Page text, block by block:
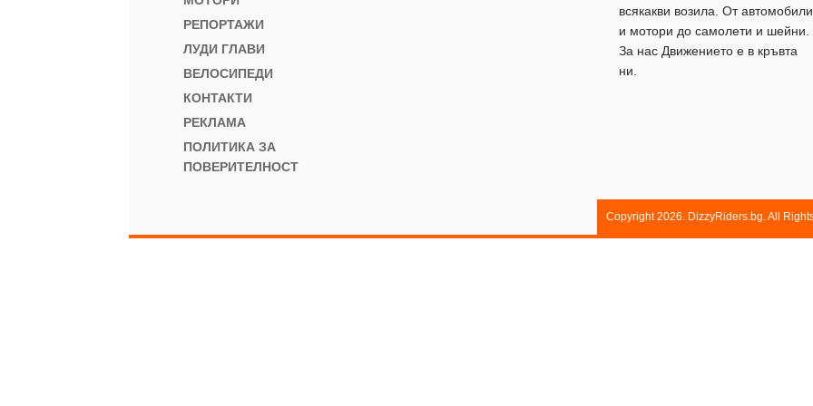
РЕПОРТАЖИ
ЛУДИ ГЛАВИ
ВЕЛОСИПЕДИ
КОНТАКТИ
РЕКЛАМА
ПОЛИТИКА ЗА
ПОВЕРИТЕЛНОСТ
всякакви возила. От автомобили
и мотори до самолети и шейни.
За нас Движението е в кръвта
ни.
Copyright 2026. DizzyRiders.bg. All